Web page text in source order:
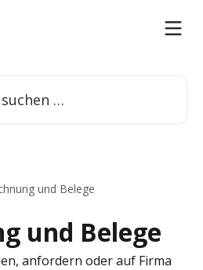
und Belege
und Belege
anfordern oder auf Firma